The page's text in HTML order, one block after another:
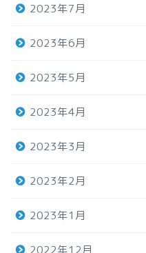
2023年7月
2023年6月
2023年5月
2023年4月
2023年3月
2023年2月
2023年1月
2022年12月